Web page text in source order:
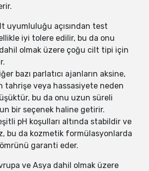
uyumluluğu açısından test
iyi tolere edilir, bu da onu
olmak üzere çoğu cilt tipi için
bazı parlatıcı ajanların aksine,
tahrişe veya hassasiyete neden
bu da onu uzun süreli
bir seçenek haline getirir.
pH koşulları altında stabildir ve
bu da kozmetik formülasyonlarda
garanti eder.
ve Asya dahil olmak üzere